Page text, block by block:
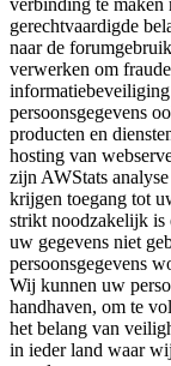
gerechtvaardigde
naar de
verwerken om
persoonsgegevens
producten en
hosting van
zijn AWStats
krijgen toegang tot
strikt noodzakelijk is
uw gegevens niet
persoonsgegevens
Wij kunnen uw
handhaven, om te
het belang van
in ieder land waar